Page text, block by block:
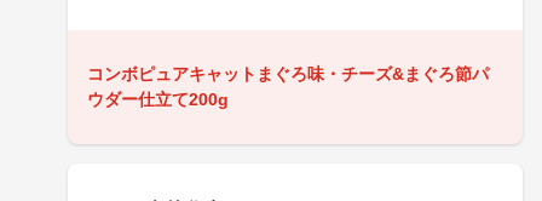
コンボピュアキャットまぐろ味・チーズ&まぐろ節パ
ウダー仕立て200g